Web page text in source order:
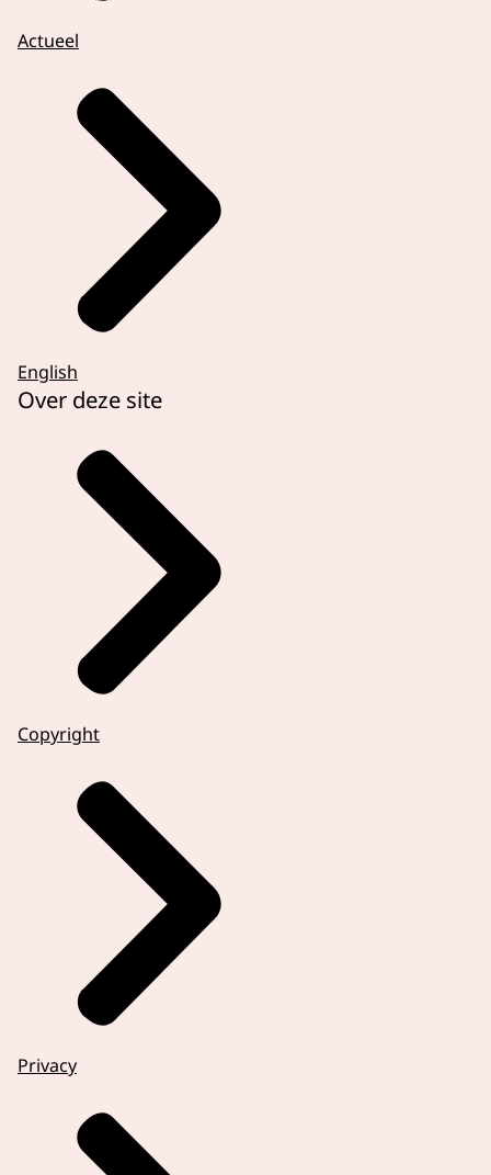
Actueel
English
Over deze site
Copyright
Privacy